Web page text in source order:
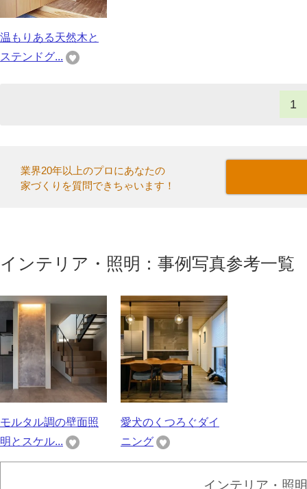
温もりある天然木と
ステンドグ...
1
業界20年以上のプロにあなたの
家づくりを質問できちゃいます！
インテリア・照明：事例写真参考一覧
モルタル調の壁面照
明とスケル...
愛犬のくつろぐダイ
ニング
インテリア・照